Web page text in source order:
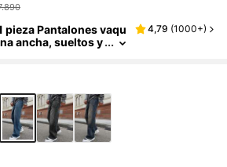
pieza Pantalones vaqu
ancha, sueltos y
4,79 (1000+)